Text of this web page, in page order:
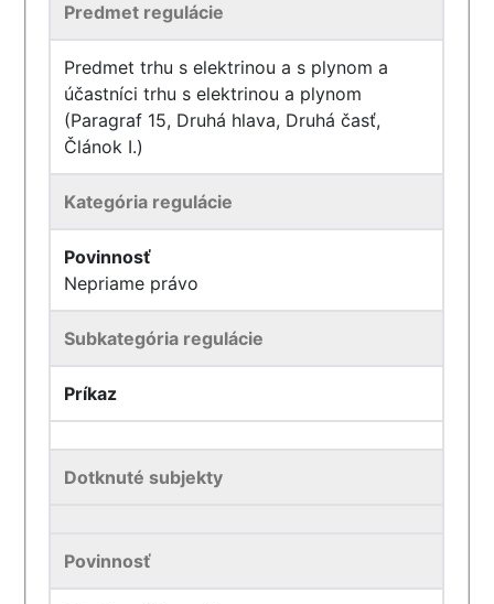
Predmet regulácie
Predmet trhu s elektrinou a s plynom a
účastníci trhu s elektrinou a plynom
(Paragraf 15, Druhá hlava, Druhá časť,
Článok I.)
Kategória regulácie
Povinnosť
Nepriame právo
Subkategória regulácie
Príkaz
Dotknuté subjekty
Povinnosť